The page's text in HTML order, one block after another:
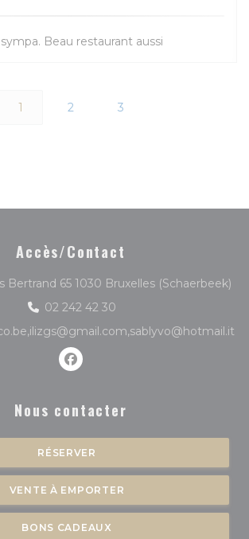
Beau restaurant aussi
1 2 3
Accès/Contact
Bertrand 65 1030 Bruxelles (Schaerbeek)
02 242 42 30
Facebook ((ouvre une
Nous contacter
RÉSERVER
VENTE À EMPORTER
BONS CADEAUX